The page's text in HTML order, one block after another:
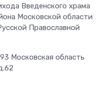
Введенского храма
Московской области
Православной
Московская область